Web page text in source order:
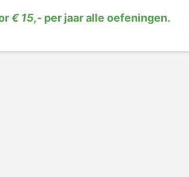
€ 15,- per jaar alle oefeningen.